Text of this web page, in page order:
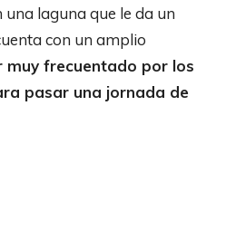
una laguna que le da un
con un amplio
muy frecuentado por los
pasar una jornada de